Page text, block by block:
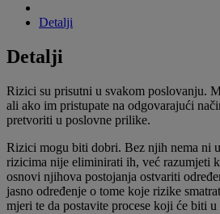
Detalji
Detalji
Rizici su prisutni u svakom poslovanju.
ali ako im pristupate na odgovarajući
pretvoriti u poslovne prilike.
Rizici mogu biti dobri. Bez njih nema ni
rizicima nije eliminirati ih, već razumjeti
osnovi njihova postojanja ostvariti
jasno određenje o tome koje rizike
mjeri te da postavite procese koji će biti